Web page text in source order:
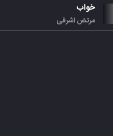
خواب
مرتض اشرفی